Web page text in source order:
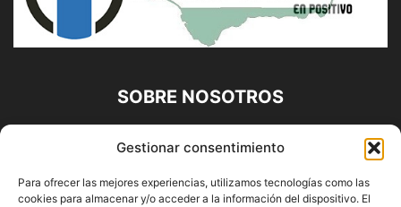
Gestionar consentimiento
Para ofrecer las mejores experiencias, utilizamos tecnologías como las
cookies para almacenar y/o acceder a la información del dispositivo. El
SOBRE NOSOTROS
Diario Alhaurín (www.alhaurindelatorre.com) Propiedad de
Francisco E. López López | 639 95 71 95 | Noticias de
Alhaurín de la Torre, Málaga y Provincia|